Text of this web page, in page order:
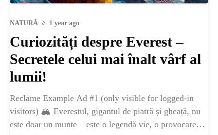
NATURĂ 1 year ago
Curiozități despre Everest –
Secretele celui mai înalt vârf al
lumii!
Reclame Example Ad #1 (only visible for logged-in
visitors) 🏔️ Everestul, gigantul de piatră și gheață, nu
este doar un munte – este o legendă vie, o provocare
ȘTIINȚA
ANIMALE
INSTALEAZ